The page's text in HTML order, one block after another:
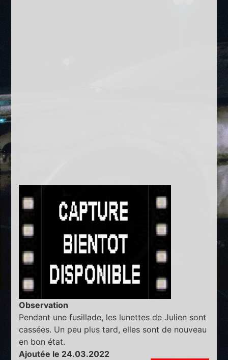
Observation
Pendant une fusillade, les lunettes de Julien sont
cassées. Un peu plus tard, elles sont de nouveau
en bon état.
Ajoutée le 24.03.2022